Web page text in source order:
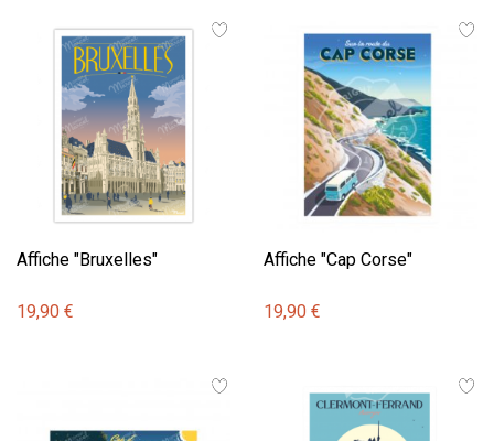
Affiche "Bruxelles"
19,90 €
Affiche "Cap Corse"
19,90 €